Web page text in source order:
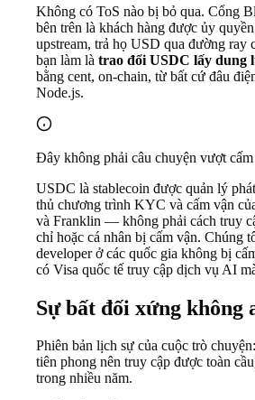
Không có ToS nào bị bỏ qua. Cổng
bên trên là khách hàng được ủy
upstream, trả họ USD qua đường ray
bạn làm là trao đổi USDC lấy dung
bằng cent, on-chain, từ bất cứ đâu
Node.js.
Đây không phải câu chuyện vượt cấm
USDC là stablecoin được quản lý
thủ chương trình KYC và cấm vận
và Franklin — không phải cách truy
chỉ hoặc cá nhân bị cấm vận. Chúng
developer ở các quốc gia không bị
có Visa quốc tế truy cập dịch vụ AI
Sự bất đối xứng không
Phiên bản lịch sự của cuộc trò
tiên phong nên truy cập được toàn
trong nhiều năm.